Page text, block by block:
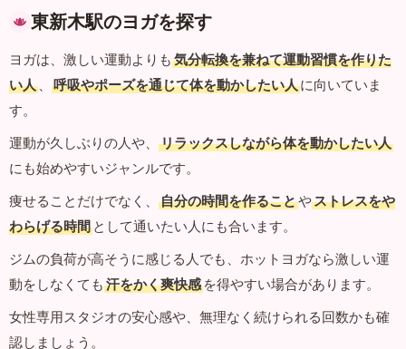
東新木駅のヨガを探す
ヨガは、激しい運動よりも 気分転換を兼ねて運動習慣を作りた
い人 、 呼吸やポーズを通じて体を動かしたい人に向いていま
す。
運動が久しぶりの人や、
リラックスしながら体を動かしたい人
にも始めやすいジャンルです。
痩せることだけでなく、
自分の時間を作ることやストレスをや
わらげる時間 として通いたい人にも合います。
ジムの負荷が高そうに感じる人でも、ホットヨガなら激しい運
動をしなくても 汗をかく爽快感 を得やすい場合があります。
女性専用スタジオの安心感や、無理なく続けられる回数かも確
認しましょう。